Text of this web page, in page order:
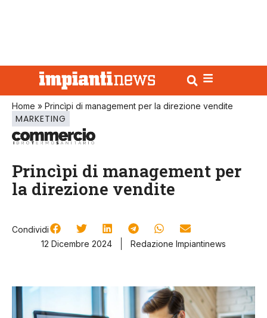
Home » Princìpi di management per la direzione vendite
MARKETING
Princìpi di management per
la direzione vendite
Condividi
12 Dicembre 2024
Redazione Impiantinews